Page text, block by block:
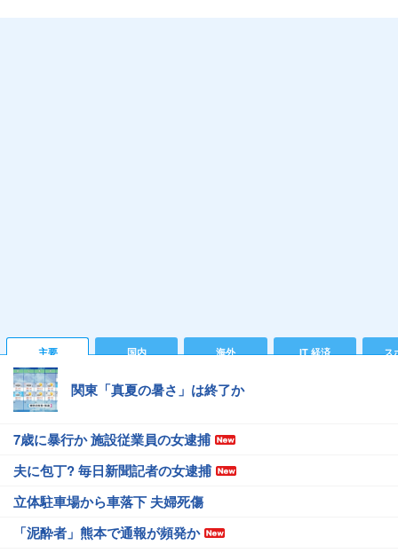
主要 国内 海外 IT 経済 ス
関東「真夏の暑さ」は終了か
7歳に暴行か 施設従業員の女逮捕
夫に包丁? 毎日新聞記者の女逮捕
立体駐車場から車落下 夫婦死傷
「泥酔者」熊本で通報が頻発か